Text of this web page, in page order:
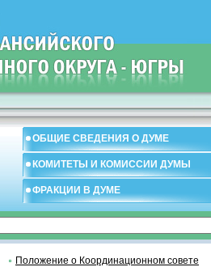
ОБЩИЕ СВЕДЕНИЯ О ДУМЕ
КОМИТЕТЫ И КОМИССИИ ДУМЫ
ФРАКЦИИ В ДУМЕ
Положение о Координационном совете